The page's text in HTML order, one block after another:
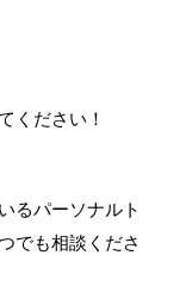
ください！
るパーソナルト
でも相談くださ